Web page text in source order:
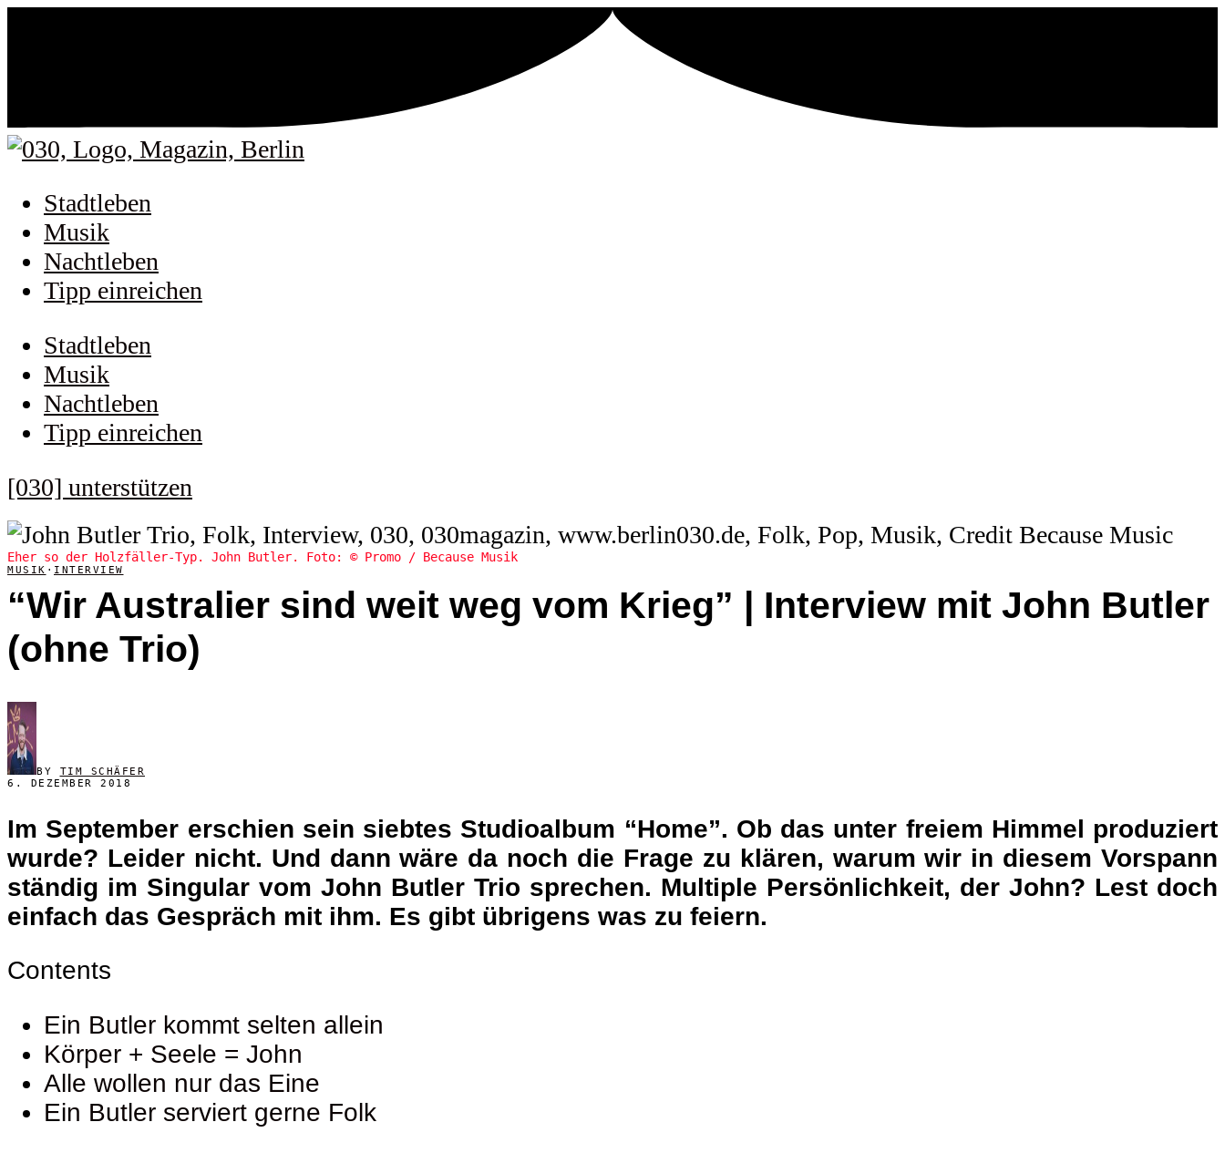
Stadtleben
Musik
Nachtleben
Tipp einreichen
Stadtleben
Musik
Nachtleben
Tipp einreichen
[030] unterstützen
Eher so der Holzfäller-Typ. John Butler. Foto: © Promo / Because Musik
MUSIK · INTERVIEW
“Wir Australier sind weit weg vom Krieg” | Interview mit John Butler
(ohne Trio)
BY TIM SCHÄFER
6. DEZEMBER 2018
Im September erschien sein siebtes Studioalbum “Home”. Ob das unter freiem Himmel produziert
wurde? Leider nicht. Und dann wäre da noch die Frage zu klären, warum wir in diesem Vorspann
ständig im Singular vom John Butler Trio sprechen. Multiple Persönlichkeit, der John? Lest doch
einfach das Gespräch mit ihm. Es gibt übrigens was zu feiern.
Contents
Ein Butler kommt selten allein
Körper + Seele = John
Alle wollen nur das Eine
Ein Butler serviert gerne Folk